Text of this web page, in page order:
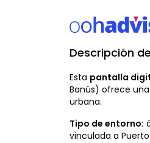
Disponible
Descripción
Esta pantalla
Banús) ofrece
urbana.
Tipo de entorno:
vinculada a Puerto